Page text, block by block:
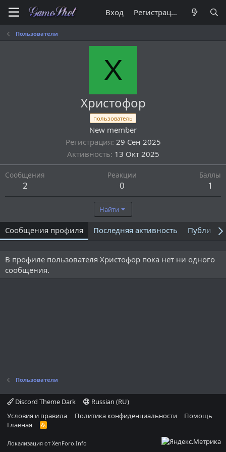
Вход Регистрация
Пользователи
Х
Христофор
пользователь
New member
Регистрация 29 Сен 2025
Активность 13 Окт 2025
Сообщения
2
Реакции
0
Баллы
1
Найти
Сообщения профиля Последняя активность
В профиле пользователя Христофор пока нет ни одного
сообщения.
Пользователи
Discord Theme Dark
Russian (RU)
Условия и правила
Политика конфиденциальности
Помощь
Главная
R
Локализация от XenForo.Info